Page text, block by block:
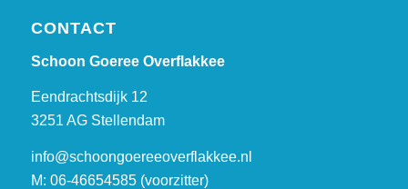
CONTACT
Schoon Goeree Overflakkee
Eendrachtsdijk 12
3251 AG Stellendam
info@schoongoereeoverflakkee.nl
M: 06-46654585 (voorzitter)